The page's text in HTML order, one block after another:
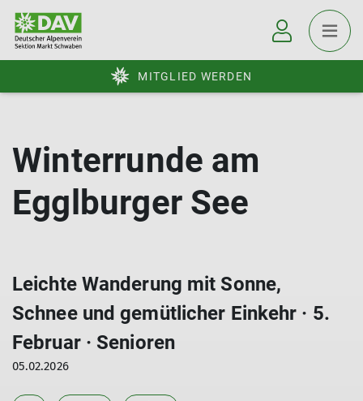
MITGLIED WERDEN
Winterrunde am
Egglburger See
Leichte Wanderung mit Sonne,
Schnee und gemütlicher Einkehr · 5.
Februar · Senioren
05.02.2026